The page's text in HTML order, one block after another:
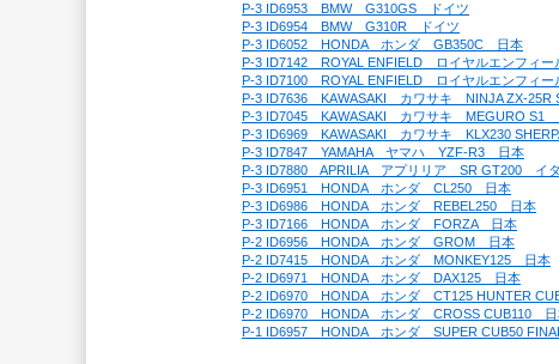
P-3 ID6953　BMW　G310GS　ドイツ
P-3 ID6954　BMW　G310R　ドイツ
P-3 ID6052　HONDA　ホンダ　GB350C　日本
P-3 ID7142　ROYAL ENFIELD　ロイヤルエンフィ
P-3 ID7100　ROYAL ENFIELD　ロイヤルエンフィ
P-3 ID7636　KAWASAKI　カワサキ　NINJA ZX-25R
P-3 ID7045　KAWASAKI　カワサキ　MEGURO S1
P-3 ID6969　KAWASAKI　カワサキ　KLX230
P-3 ID7847　YAMAHA　ヤマハ　YZF-R3　日本
P-3 ID7880　APRILIA　アプリリア　SR GT200　イ
P-3 ID6951　HONDA　ホンダ　CL250　日本
P-3 ID6986　HONDA　ホンダ　REBEL250　日本
P-3 ID7166　HONDA　ホンダ　FORZA　日本
P-2 ID6956　HONDA　ホンダ　GROM　日本
P-2 ID7415　HONDA　ホンダ　MONKEY125　日本
P-2 ID6971　HONDA　ホンダ　DAX125　日本
P-2 ID6970　HONDA　ホンダ　CT125 HUNTER
P-2 ID6970　HONDA　ホンダ　CROSS CUB110　
P-1 ID6957　HONDA　ホンダ　SUPER CUB50